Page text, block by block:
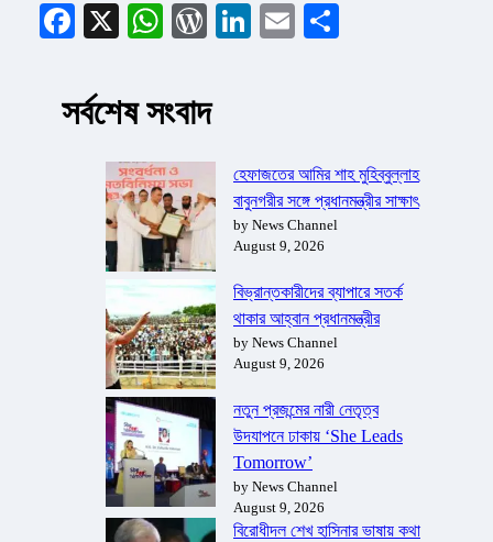
Facebook
X WhatsApp
WordPress
LinkedIn
Email
সর্বশেষ সংবাদ
হেফাজতের আমির শাহ মুহিব্বুল্লাহ
বাবুনগরীর সঙ্গে প্রধানমন্ত্রীর সাক্ষাৎ
by News Channel
August 9, 2026
বিভ্রান্তকারীদের ব্যাপারে সতর্ক
থাকার আহ্বান প্রধানমন্ত্রীর
by News Channel
August 9, 2026
নতুন প্রজন্মের নারী নেতৃত্ব
উদযাপনে ঢাকায় ‘She Leads
Tomorrow’
by News Channel
August 9, 2026
বিরোধীদল শেখ হাসিনার ভাষায় কথা